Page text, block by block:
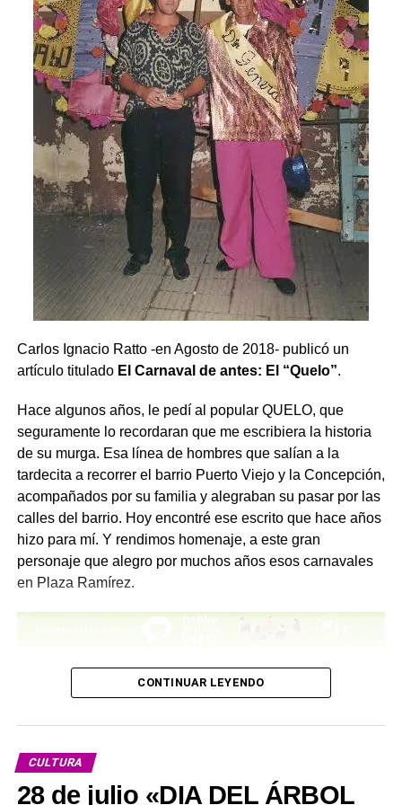
Comparte esto:
X Facebook WhatsApp Imprimir
Carlos Ignacio Ratto -en Agosto de 2018- publicó un
artículo titulado El Carnaval de antes: El “Quelo”.
Hace algunos años, le pedí al popular QUELO, que
seguramente lo recordaran que me escribiera la historia
de su murga. Esa línea de hombres que salían a la
tardecita a recorrer el barrio Puerto Viejo y la Concepción,
acompañados por su familia y alegraban su pasar por las
calles del barrio. Hoy encontré ese escrito que hace años
hizo para mí. Y rendimos homenaje, a este gran
personaje que alegro por muchos años esos carnavales
en Plaza Ramírez.
– “Historia y reseña de la Agrupación Murguista más
veterana de Concepción del Uruguay”
pequeño grupo de muchachos decididos a seguir con la
murga, que con el tiempo ha llegado a ser la más
veterana y popular.
CONTINUAR LEYENDO
CULTURA
28 de julio «DIA DEL ÁRBOL